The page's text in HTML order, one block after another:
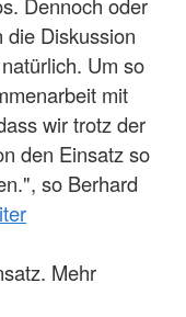
Diskussion
Um so
mit
wir trotz der
den Einsatz so
so Berhard
Mehr